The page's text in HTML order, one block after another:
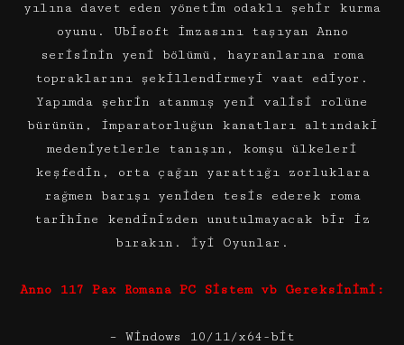
yılına davet eden yönetim odaklı şehir kurma
oyunu. Ubisoft imzasını taşıyan Anno
serisinin yeni bölümü, hayranlarına roma
topraklarını şekillendirmeyi vaat ediyor.
Yapımda şehrin atanmış yeni valisi rolüne
bürünün, imparatorluğun kanatları altındaki
medeniyetlerle tanışın, komşu ülkeleri
keşfedin, orta çağın yarattığı zorluklara
rağmen barışı yeniden tesis ederek roma
tarihine kendinizden unutulmayacak bir iz
bırakın. İyi Oyunlar.
Anno 117 Pax Romana PC Sistem vb Gereksinimi:
– Windows 10/11/x64-bit